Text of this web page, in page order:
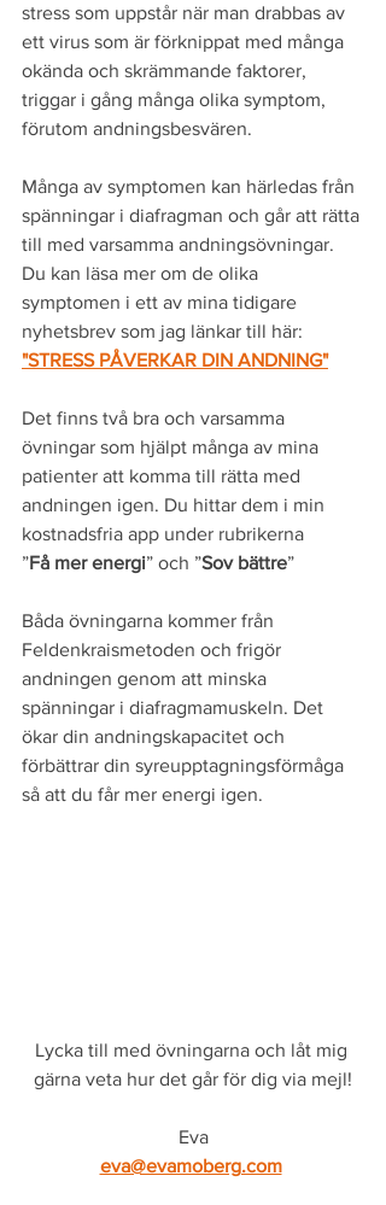
stress som uppstår när man drabbas av
ett virus som är förknippat med många
okända och skrämmande faktorer,
triggar i gång många olika symptom,
förutom andningsbesvären.
Många av symptomen kan härledas från
spänningar i diafragman och går att rätta
till med varsamma andningsövningar.
Du kan läsa mer om de olika
symptomen i ett av mina tidigare
nyhetsbrev som jag länkar till här:
"STRESS PÅVERKAR DIN ANDNING"
Det finns två bra och varsamma
övningar som hjälpt många av mina
patienter att komma till rätta med
andningen igen. Du hittar dem i min
kostnadsfria app under rubrikerna
”Få mer energi” och ”Sov bättre”
Båda övningarna kommer från
Feldenkraismetoden och frigör
andningen genom att minska
spänningar i diafragmamuskeln. Det
ökar din andningskapacitet och
förbättrar din syreupptagningsförmåga
så att du får mer energi igen.
Lycka till med övningarna och låt mig
gärna veta hur det går för dig via mejl!
Eva
eva@evamoberg.com